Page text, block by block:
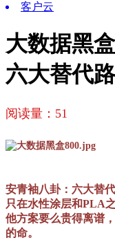
客户云
大数据黑
六大替代
阅读量： 51
安青袖八卦：六大替
只在水性涂层和PLA
他方案要么贵得离谱
的命。